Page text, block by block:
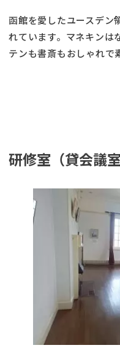
函館を愛したユースデン
れています。マネキンは
テンも書斎もおしゃれで
研修室（貸会議